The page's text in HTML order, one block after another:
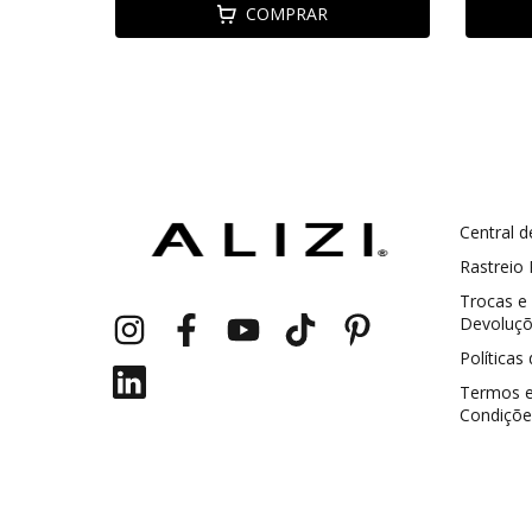
COMPRAR
Central
Rastreio
Trocas e
Políticas
Termos e
Cupom 1a compra: GANHE5